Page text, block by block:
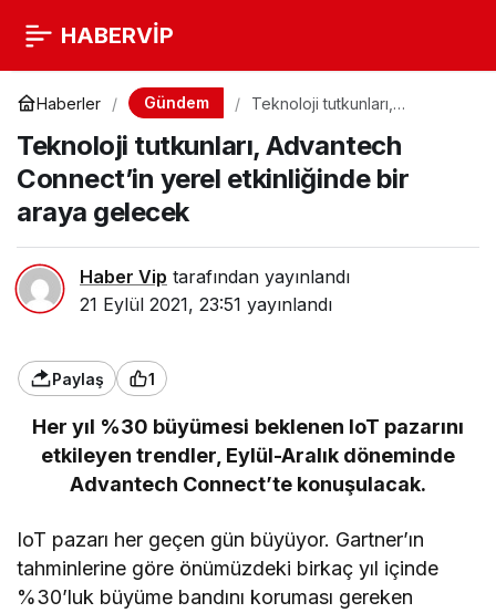
HABERVİP
Haberler Gündem
Teknoloji tutkunları,
etkinliğinde bir araya
gelecek
Teknoloji tutkunları, Advantech
Connect’in yerel etkinliğinde bir
araya gelecek
Haber Vip tarafından yayınlandı
21 Eylül 2021, 23:51 yayınlandı
Paylaş 1
Her yıl %30 büyümesi beklenen IoT pazarını
etkileyen trendler, Eylül-Aralık döneminde
Advantech Connect’te konuşulacak.
IoT pazarı her geçen gün büyüyor. Gartner’ın
tahminlerine göre önümüzdeki birkaç yıl içinde
%30’luk büyüme bandını koruması gereken